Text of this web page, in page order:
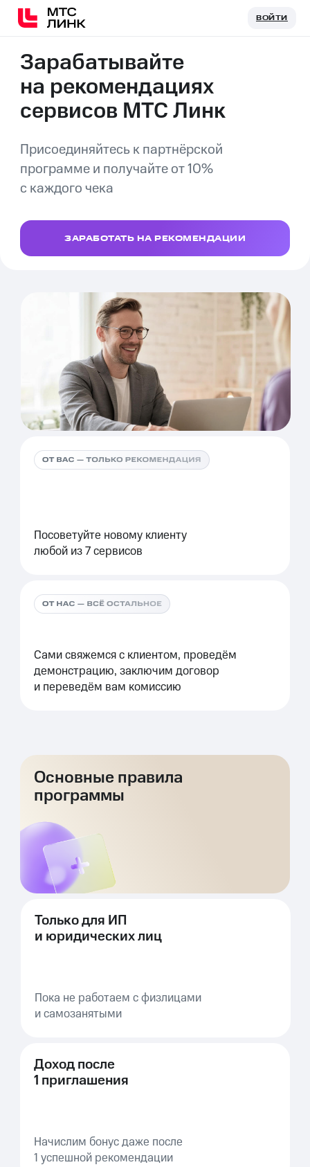
ВОЙТИВОЙТИ
Зарабатывайте
на рекомендациях
сервисов МТС Линк
ЗАРАБОТАТЬ НА РЕКОМЕНДАЦИИ
Посоветуйте новому клиенту
любой из 7 сервисов
Сами свяжемся с клиентом, проведём
демонстрацию, заключим договор
и переведём вам комиссию
Присоединяйтесь к партнёрской
программе и получайте от 10%
с каждого чека
Основные правила
программы
Только для ИП
и юридических лиц
Пока не работаем с физлицами
и самозанятыми
Доход после
1 приглашения
Начислим бонус даже после
1 успешной рекомендации